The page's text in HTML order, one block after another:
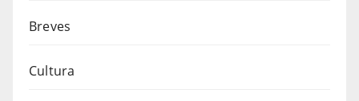
Breves
Cultura